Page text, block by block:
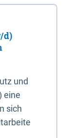
d)
und
eine
sich